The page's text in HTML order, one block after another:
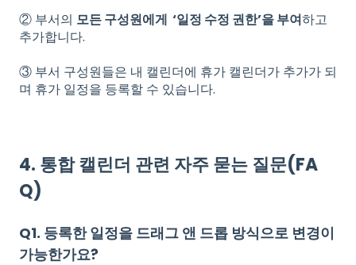
② 부서의 모든 구성원에게 ‘일정 수정 권한’을 부여하고
추가합니다.
③ 부서 구성원들은 내 캘린더에 휴가 캘린더가 추가가 되
며 휴가 일정을 등록할 수 있습니다.
4. 통합 캘린더 관련 자주 묻는 질문(FA
Q)
Q1. 등록한 일정을 드래그 앤 드롭 방식으로 변경이
가능한가요?